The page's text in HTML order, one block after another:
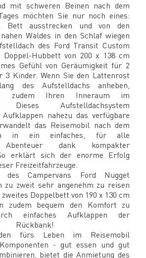
mit schweren Beinen nach dem
möchten Sie nur noch eines:
Bett ausstrecken und von den
Waldes in den Schlaf wiegen
des Ford Transit Custom
Hubbett von 200 x 138 cm
Gefühl von Geräumigkeit für 2
3 Kinder. Wenn Sie den Lattenrost
des Aufstelldachs anheben,
zudem Ihren Inneraum im
Dieses Aufstelldachsystem
nahezu das verfügbare
das Reisemobil nach dem
in ein einfaches, für alle
Abenteuer dank kompakter
erklärt sich der enorme Erfolg
Freizeitfahrzeuge.
des Campervans Ford Nugget
zu zweit sehr angenehm zu reisen
Doppelbett von 190 x 130 cm
zudem bequem den Komfort zu
einfaches Aufklappen der
Rückbank!
fürs Leben im Reisemobil
- gut essen und gut
bietet die Anmietung des